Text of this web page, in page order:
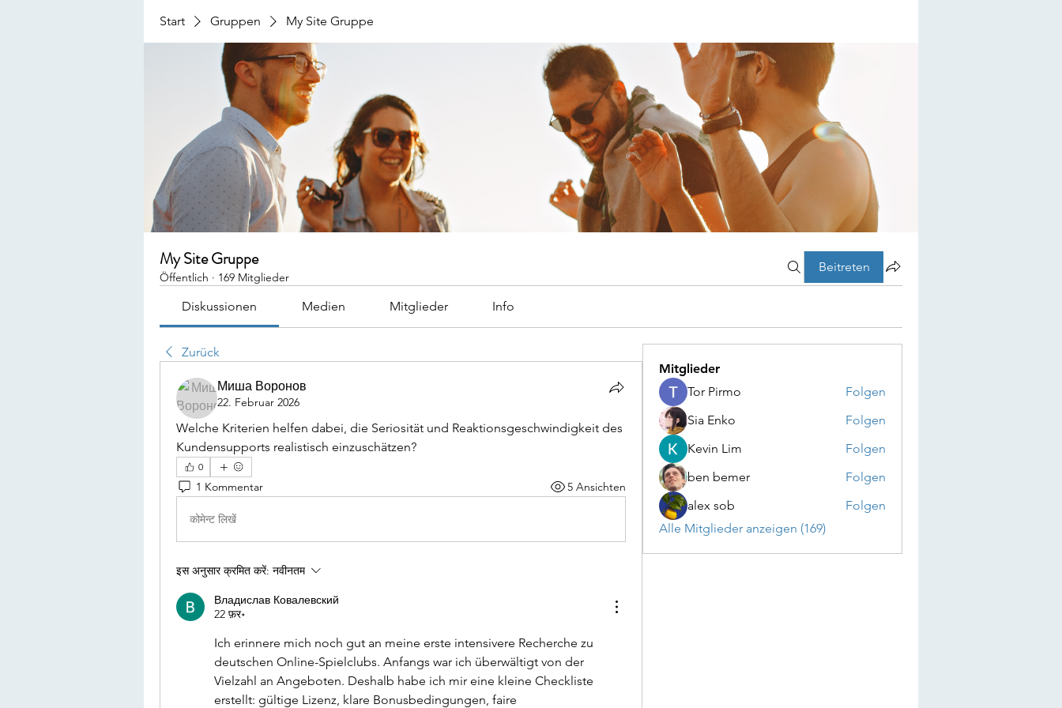
Start Gruppen My Site Gruppe
My Site Gruppe
Öffentlich · 169 Mitglieder
Beitreten
Diskussionen Medien Mitglieder Info
Zurück
Миша Воронов
22. Februar 2026
Welche Kriterien helfen dabei, die Seriosität und Reaktionsgeschwindigkeit des
Kundensupports realistisch einzuschätzen?
0
1 Kommentar 5 Ansichten
कोमेन्ट लिखें
इस अनुसार क्रमित करें: नवीनतम
Владислав Ковалевский
22 फ़र॰
Ich erinnere mich noch gut an meine erste intensivere Recherche zu
deutschen Online-Spielclubs. Anfangs war ich überwältigt von der
Vielzahl an Angeboten. Deshalb habe ich mir eine kleine Checkliste
erstellt: gültige Lizenz, klare Bonusbedingungen, faire
Mitglieder
Tor Pirmo
Folgen
Sia Enko
Folgen
Kevin Lim
Folgen
ben bemer
Folgen
alex sob
Folgen
Alle Mitglieder anzeigen (169)